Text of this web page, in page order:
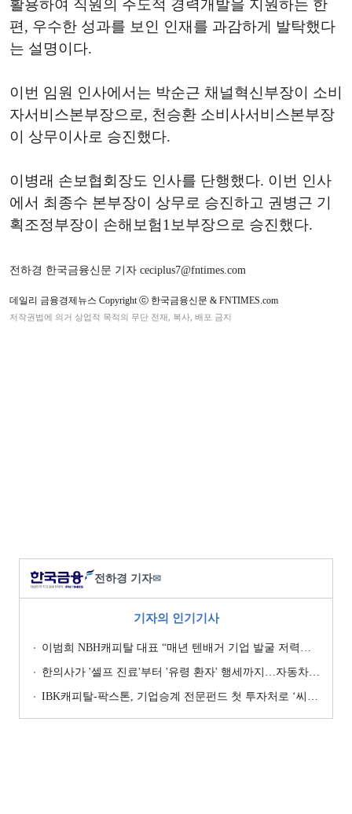
활용하여 직원의 주도적 경력개발을 지원하는 한
편, 우수한 성과를 보인 인재를 과감하게 발탁했다
는 설명이다.
이번 임원 인사에서는 박순근 채널혁신부장이 소비
자서비스본부장으로, 천승환 소비사서비스본부장
이 상무이사로 승진했다.
이병래 손보협회장도 인사를 단행했다. 이번 인사
에서 최종수 본부장이 상무로 승진하고 권병근 기
획조정부장이 손해보험1보부장으로 승진했다.
전하경 한국금융신문 기자 ceciplus7@fntimes.com
데일리 금융경제뉴스 Copyright ⓒ 한국금융신문 & FNTIMES.com
저작권법에 의거 상업적 목적의 무단 전재, 복사, 배포 금지
전하경 기자✉
기자의 인기기사
이범희 NBH캐피탈 대표 “매년 텐배거 기업 발굴 저력…올해 ROE 20% 목표”
한의사가 '셀프 진료'부터 '유령 환자' 행세까지…자동차보험 악용 심각 [경상환자 8주룰 도입 초읽기]
IBK캐피탈-팍스톤, 기업승계 전문펀드 첫 투자처로 ‘씨엠디기술단’ 낙점 [캐피탈사 돋보기]